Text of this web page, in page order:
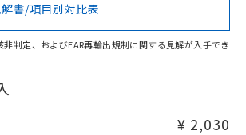
O
が混在する可能性があります。
い。
書/項目別対比表
判定、およびEAR再輸出規制に関する見解が入手でき
¥ 2,030